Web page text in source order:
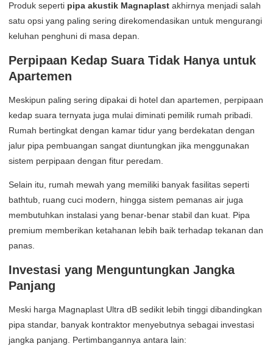
Produk seperti pipa akustik Magnaplast akhirnya menjadi salah
satu opsi yang paling sering direkomendasikan untuk mengurangi
keluhan penghuni di masa depan.
Perpipaan Kedap Suara Tidak Hanya untuk
Apartemen
Meskipun paling sering dipakai di hotel dan apartemen, perpipaan
kedap suara ternyata juga mulai diminati pemilik rumah pribadi.
Rumah bertingkat dengan kamar tidur yang berdekatan dengan
jalur pipa pembuangan sangat diuntungkan jika menggunakan
sistem perpipaan dengan fitur peredam.
Selain itu, rumah mewah yang memiliki banyak fasilitas seperti
bathtub, ruang cuci modern, hingga sistem pemanas air juga
membutuhkan instalasi yang benar-benar stabil dan kuat. Pipa
premium memberikan ketahanan lebih baik terhadap tekanan dan
panas.
Investasi yang Menguntungkan Jangka
Panjang
Meski harga Magnaplast Ultra dB sedikit lebih tinggi dibandingkan
pipa standar, banyak kontraktor menyebutnya sebagai investasi
jangka panjang. Pertimbangannya antara lain: